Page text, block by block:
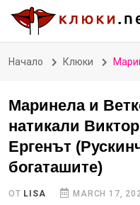
Начало Клюки Маринела и
Маринела и
натикали
Ергенът
богаташите)
ОТ LISA MARCH 17,